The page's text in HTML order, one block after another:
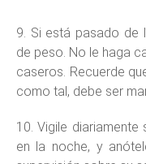
9. Si está pasado de
de peso. No le haga
caseros. Recuerde
como tal, debe ser
10. Vigile
en la noche, y